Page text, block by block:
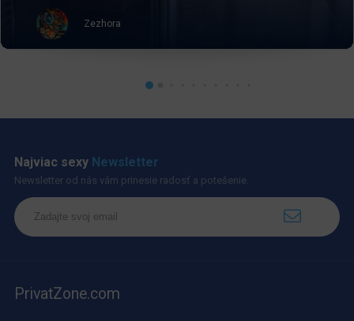
Zezhora
Najviac sexy Newsletter
Newsletter od nás vám prinesie radosť a potešenie.
PrivatZone.com